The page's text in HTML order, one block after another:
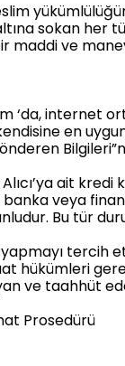
sokan her
maddi ve
internet
en
ait kredi
veya
Bu tür
tercih
hükümleri
ve taahhüt
Prosedürü